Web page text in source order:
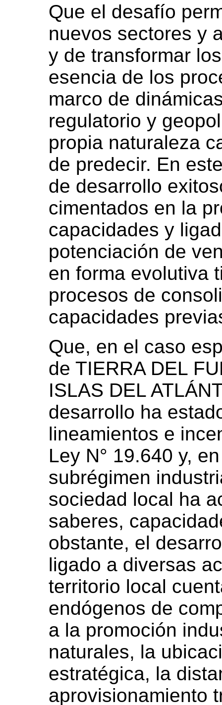
Que el desafío
nuevos sectores y
y de transformar
esencia de los
marco de
regulatorio y
propia naturaleza
de predecir. En
de desarrollo
cimentados en la
capacidades y
potenciación de
en forma evolutiva
procesos de
capacidades
Que, en el caso
de TIERRA DEL
ISLAS DEL
desarrollo ha
lineamientos e
Ley N° 19.640 y,
subrégimen
sociedad local ha
saberes,
obstante, el
ligado a diversas
territorio local
endógenos de
a la promoción
naturales, la
estratégica, la
aprovisionamiento